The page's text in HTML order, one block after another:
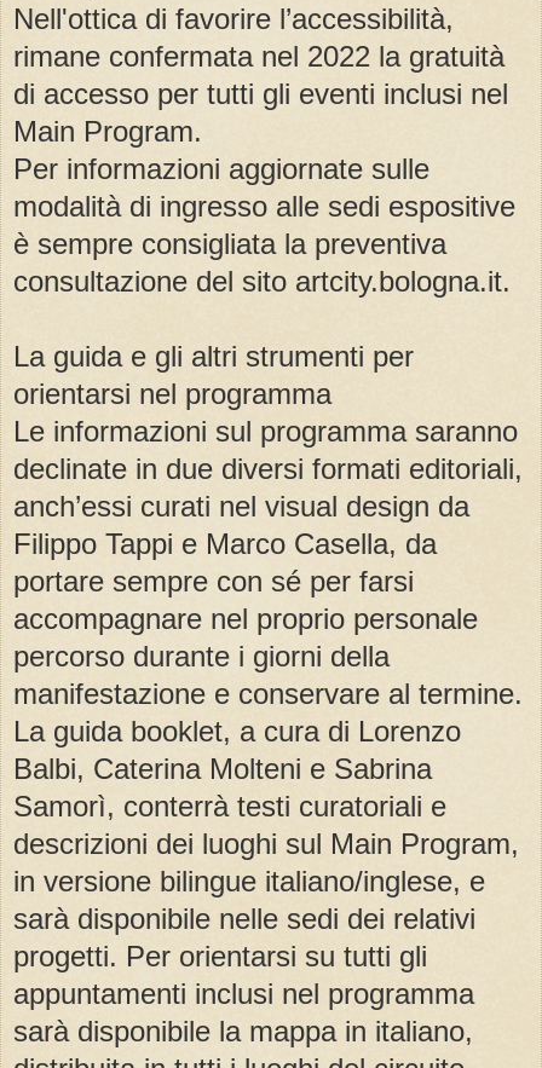
Nell'ottica di favorire l’accessibilità,
rimane confermata nel 2022 la gratuità
di accesso per tutti gli eventi inclusi nel
Main Program.
Per informazioni aggiornate sulle
modalità di ingresso alle sedi espositive
è sempre consigliata la preventiva
consultazione del sito artcity.bologna.it.
La guida e gli altri strumenti per
orientarsi nel programma
Le informazioni sul programma saranno
declinate in due diversi formati editoriali,
anch’essi curati nel visual design da
Filippo Tappi e Marco Casella, da
portare sempre con sé per farsi
accompagnare nel proprio personale
percorso durante i giorni della
manifestazione e conservare al termine.
La guida booklet, a cura di Lorenzo
Balbi, Caterina Molteni e Sabrina
Samorì, conterrà testi curatoriali e
descrizioni dei luoghi sul Main Program,
in versione bilingue italiano/inglese, e
sarà disponibile nelle sedi dei relativi
progetti. Per orientarsi su tutti gli
appuntamenti inclusi nel programma
sarà disponibile la mappa in italiano,